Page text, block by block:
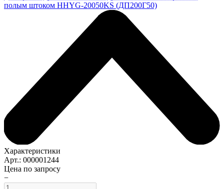
полым штоком HHYG-20050KS (ДП200Г50)
Характеристики
Арт.: 000001244
Цена по запросу
−